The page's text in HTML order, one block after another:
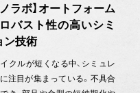
ラボ】オートフォーム
バスト性の高いシミ
ン技術
クルが短くなる中、シミュレ
注目が集まっている。不具合